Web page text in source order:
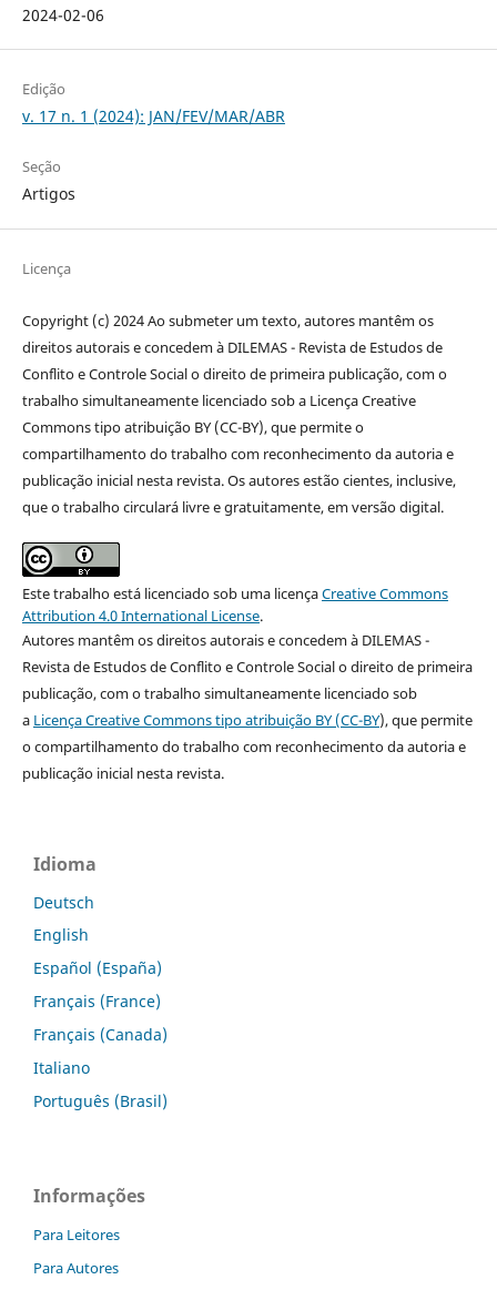
2024-02-06
Edição
v. 17 n. 1 (2024): JAN/FEV/MAR/ABR
Seção
Artigos
Licença
Copyright (c) 2024 Ao submeter um texto, autores mantêm os
direitos autorais e concedem à DILEMAS - Revista de Estudos de
Conflito e Controle Social o direito de primeira publicação, com o
trabalho simultaneamente licenciado sob a Licença Creative
Commons tipo atribuição BY (CC-BY), que permite o
compartilhamento do trabalho com reconhecimento da autoria e
publicação inicial nesta revista. Os autores estão cientes, inclusive,
que o trabalho circulará livre e gratuitamente, em versão digital.
Este trabalho está licenciado sob uma licençaCreative Commons
Attribution 4.0 International License.
Autores mantêm os direitos autorais e concedem à DILEMAS -
Revista de Estudos de Conflito e Controle Social o direito de primeira
publicação, com o trabalho simultaneamente licenciado sob
a Licença Creative Commons tipo atribuição BY (CC-BY), que permite
o compartilhamento do trabalho com reconhecimento da autoria e
publicação inicial nesta revista.
Idioma
Deutsch
English
Español (España)
Français (France)
Français (Canada)
Italiano
Português (Brasil)
Informações
Para Leitores
Para Autores